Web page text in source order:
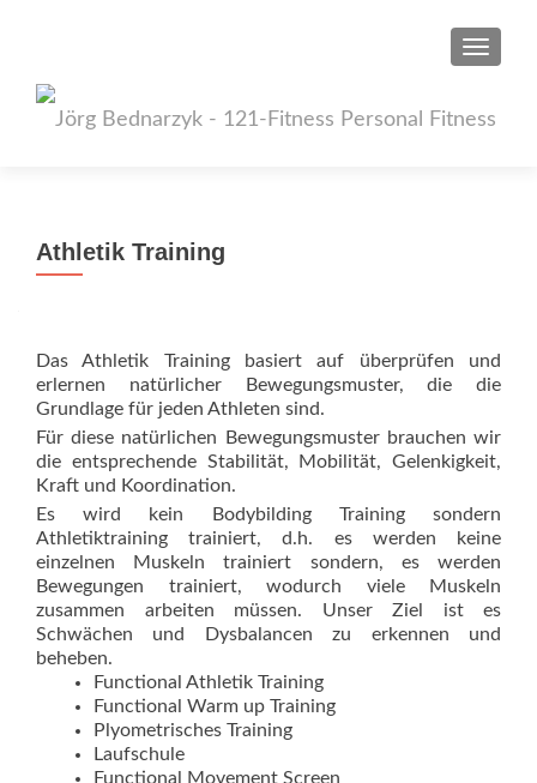
Athletik Training
Das Athletik Training basiert auf überprüfen und
erlernen natürlicher Bewegungsmuster, die die
Grundlage für jeden Athleten sind.
Für diese natürlichen Bewegungsmuster brauchen wir
die entsprechende Stabilität, Mobilität, Gelenkigkeit,
Kraft und Koordination.
Es wird kein Bodybilding Training sondern
Athletiktraining trainiert, d.h. es werden keine
einzelnen Muskeln trainiert sondern, es werden
Bewegungen trainiert, wodurch viele Muskeln
zusammen arbeiten müssen. Unser Ziel ist es
Schwächen und Dysbalancen zu erkennen und
beheben.
Functional Athletik Training
Functional Warm up Training
Plyometrisches Training
Laufschule
Functional Movement Screen